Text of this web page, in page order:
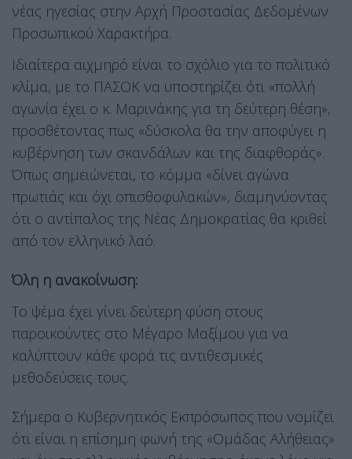
νέας ηγεσίας στην Αρχή Προστασίας Δεδομένων
Προσωπικού Χαρακτήρα.
Ιδιαίτερα αιχμηρό είναι το σχόλιο για το πολιτικό
κλίμα, με το ΠΑΣΟΚ να υποστηρίζει ότι «πολλή
αγωνία έχει ο κ. Μαρινάκης για τη δεύτερη θέση»,
προσθέτοντας πως «δύσκολα θα την αποφύγει η
κυβέρνηση των σκανδάλων και της διαφθοράς».
Όπως σημειώνεται, το κόμμα «δίνει αγώνα
πρωτιάς και όχι οπισθοφυλακών», διαμηνύοντας
ότι ο αντίπαλος της Νέας Δημοκρατίας θα κριθεί
από τον ελληνικό λαό.
Όλη η ανακοίνωση:
Το ψέμα έχει γίνει δεύτερη φύση στους
παροικούντες στο Μέγαρο Μαξίμου για να
καλύπτουν κάθε φορά τις αντιθεσμικές
μεθοδεύσεις τους.
Σήμερα ο Κυβερνητικός Εκπρόσωπος που νομίζει
ότι είναι η επίσημη φωνή της «Ομάδας Αλήθειας»